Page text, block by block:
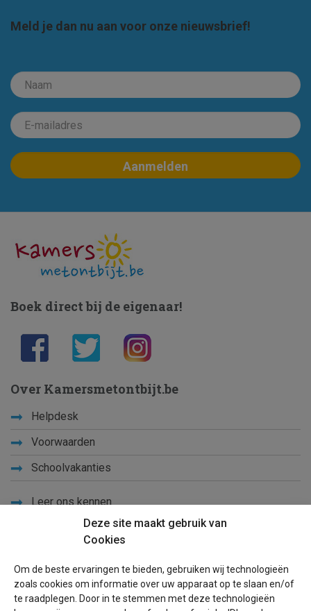
Meld je dan nu aan voor onze nieuwsbrief!
Deze site maakt gebruik van
Cookies
Om de beste ervaringen te bieden, gebruiken wij technologieën
zoals cookies om informatie over uw apparaat op te slaan en/of
te raadplegen. Door in te stemmen met deze technologieën
Boek direct bij de eigenaar!
Over Kamersmetontbijt.be
Helpdesk
Voorwaarden
Schoolvakanties
Leer ons kennen
Sitemap
Blog